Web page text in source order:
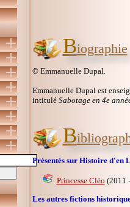
Biographie
© Emmanuelle Dupal.
Emmanuelle Dupal est
intitulé Sabotage en 4e
B
Présentés sur Histoire d'en
Princesse Cléo (2011
Les autres fictions